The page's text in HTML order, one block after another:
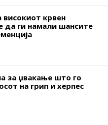
крвен
да ги намали шансите
за џвакање што го
на грип и херпес